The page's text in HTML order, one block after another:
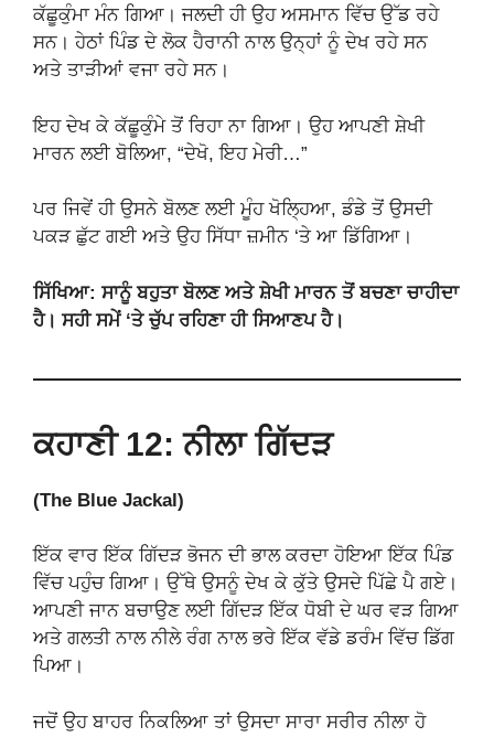
ਕੱਛੂਕੁੰਮਾ ਮੰਨ ਗਿਆ। ਜਲਦੀ ਹੀ ਉਹ ਅਸਮਾਨ ਵਿੱਚ ਉੱਡ ਰਹੇ
ਸਨ। ਹੇਠਾਂ ਪਿੰਡ ਦੇ ਲੋਕ ਹੈਰਾਨੀ ਨਾਲ ਉਨ੍ਹਾਂ ਨੂੰ ਦੇਖ ਰਹੇ ਸਨ
ਅਤੇ ਤਾੜੀਆਂ ਵਜਾ ਰਹੇ ਸਨ।
ਇਹ ਦੇਖ ਕੇ ਕੱਛੂਕੁੰਮੇ ਤੋਂ ਰਿਹਾ ਨਾ ਗਿਆ। ਉਹ ਆਪਣੀ ਸ਼ੇਖੀ
ਮਾਰਨ ਲਈ ਬੋਲਿਆ, “ਦੇਖੋ, ਇਹ ਮੇਰੀ…”
ਪਰ ਜਿਵੇਂ ਹੀ ਉਸਨੇ ਬੋਲਣ ਲਈ ਮੂੰਹ ਖੋਲ੍ਹਿਆ, ਡੰਡੇ ਤੋਂ ਉਸਦੀ
ਪਕੜ ਛੁੱਟ ਗਈ ਅਤੇ ਉਹ ਸਿੱਧਾ ਜ਼ਮੀਨ ‘ਤੇ ਆ ਡਿੱਗਿਆ।
ਸਿੱਖਿਆ: ਸਾਨੂੰ ਬਹੁਤਾ ਬੋਲਣ ਅਤੇ ਸ਼ੇਖੀ ਮਾਰਨ ਤੋਂ ਬਚਣਾ ਚਾਹੀਦਾ
ਹੈ। ਸਹੀ ਸਮੇਂ ‘ਤੇ ਚੁੱਪ ਰਹਿਣਾ ਹੀ ਸਿਆਣਪ ਹੈ।
ਕਹਾਣੀ 12: ਨੀਲਾ ਗਿੱਦੜ
(The Blue Jackal)
ਇੱਕ ਵਾਰ ਇੱਕ ਗਿੱਦੜ ਭੋਜਨ ਦੀ ਭਾਲ ਕਰਦਾ ਹੋਇਆ ਇੱਕ ਪਿੰਡ
ਵਿੱਚ ਪਹੁੰਚ ਗਿਆ। ਉੱਥੇ ਉਸਨੂੰ ਦੇਖ ਕੇ ਕੁੱਤੇ ਉਸਦੇ ਪਿੱਛੇ ਪੈ ਗਏ।
ਆਪਣੀ ਜਾਨ ਬਚਾਉਣ ਲਈ ਗਿੱਦੜ ਇੱਕ ਧੋਬੀ ਦੇ ਘਰ ਵੜ ਗਿਆ
ਅਤੇ ਗਲਤੀ ਨਾਲ ਨੀਲੇ ਰੰਗ ਨਾਲ ਭਰੇ ਇੱਕ ਵੱਡੇ ਡਰੰਮ ਵਿੱਚ ਡਿੱਗ
ਪਿਆ।
ਜਦੋਂ ਉਹ ਬਾਹਰ ਨਿਕਲਿਆ ਤਾਂ ਉਸਦਾ ਸਾਰਾ ਸਰੀਰ ਨੀਲਾ ਹੋ